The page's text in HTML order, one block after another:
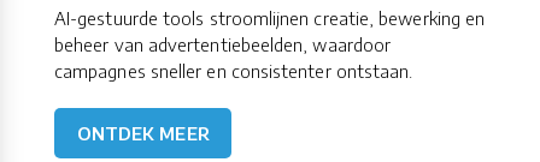
AI-gestuurde tools stroomlijnen creatie, bewerking en
beheer van advertentiebeelden, waardoor
campagnes sneller en consistenter ontstaan.
ONTDEK MEER